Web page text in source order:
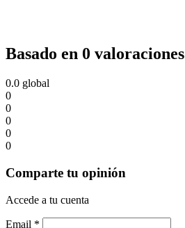
Basado en 0 valoraciones
0.0 global
0
0
0
0
0
Comparte tu opinión
Accede a tu cuenta
Email *